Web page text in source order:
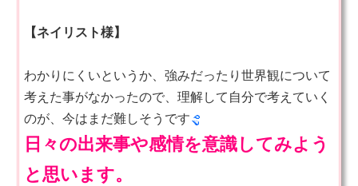
【ネイリスト様】
わかりにくいというか、強みだったり世界観について
考えた事がなかったので、理解して自分で考えていく
のが、今はまだ難しそうです
日々の出来事や感情を意識してみよう
と思います。